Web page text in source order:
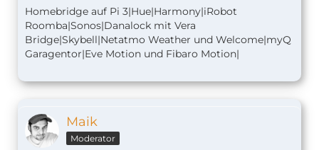
Homebridge auf Pi 3|Hue|Harmony|iRobot
Roomba|Sonos|Danalock mit Vera
Bridge|Skybell|Netatmo Weather und Welcome|myQ
Garagentor|Eve Motion und Fibaro Motion|
Maik
Moderator